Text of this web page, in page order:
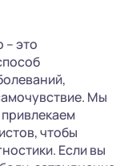
– это
Мы
чтобы
Если вы